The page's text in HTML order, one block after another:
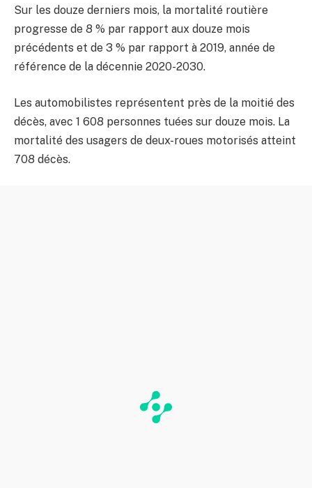
Sur les douze derniers mois, la mortalité routière
progresse de 8 % par rapport aux douze mois
précédents et de 3 % par rapport à 2019, année de
référence de la décennie 2020-2030.
Les automobilistes représentent près de la moitié des
décès, avec 1 608 personnes tuées sur douze mois. La
mortalité des usagers de deux-roues motorisés atteint
708 décès.